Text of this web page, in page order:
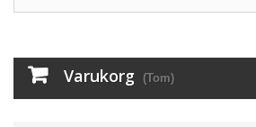
Varukorg (Tom)